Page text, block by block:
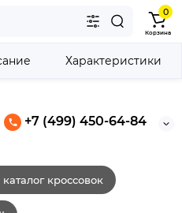
+7 (499) 450-64-84
0
Корзина
кроссовок
Характеристики